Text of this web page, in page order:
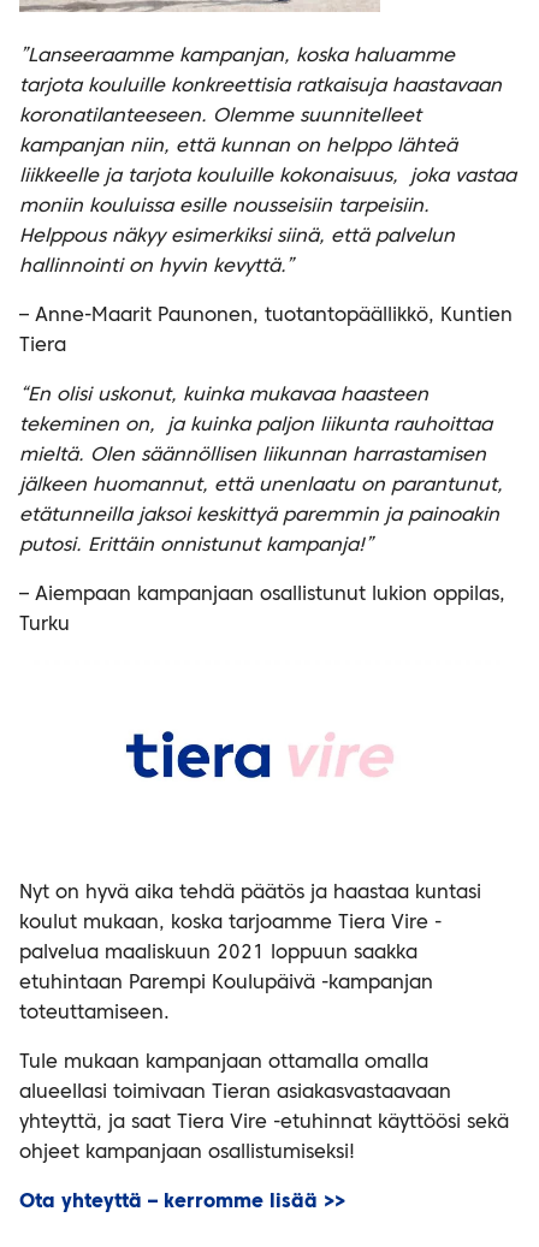
”Lanseeraamme kampanjan, koska haluamme
tarjota kouluille konkreettisia ratkaisuja haastavaan
koronatilanteeseen. Olemme suunnitelleet
kampanjan niin, että kunnan on helppo lähteä
liikkeelle ja tarjota kouluille kokonaisuus, joka vastaa
moniin kouluissa esille nousseisiin tarpeisiin.
Helppous näkyy esimerkiksi siinä, että palvelun
hallinnointi on hyvin kevyttä.”
– Anne-Maarit Paunonen, tuotantopäällikkö, Kuntien
Tiera
“En olisi uskonut, kuinka mukavaa haasteen
tekeminen on, ja kuinka paljon liikunta rauhoittaa
mieltä. Olen säännöllisen liikunnan harrastamisen
jälkeen huomannut, että unenlaatu on parantunut,
etätunneilla jaksoi keskittyä paremmin ja painoakin
putosi. Erittäin onnistunut kampanja!”
– Aiempaan kampanjaan osallistunut lukion oppilas,
Turku
Nyt on hyvä aika tehdä päätös ja haastaa kuntasi
koulut mukaan, koska tarjoamme Tiera Vire -
palvelua maaliskuun 2021 loppuun saakka
etuhintaan Parempi Koulupäivä -kampanjan
toteuttamiseen.
Tule mukaan kampanjaan ottamalla omalla
alueellasi toimivaan Tieran asiakasvastaavaan
yhteyttä, ja saat Tiera Vire -etuhinnat käyttöösi sekä
ohjeet kampanjaan osallistumiseksi!
Ota yhteyttä – kerromme lisää >>